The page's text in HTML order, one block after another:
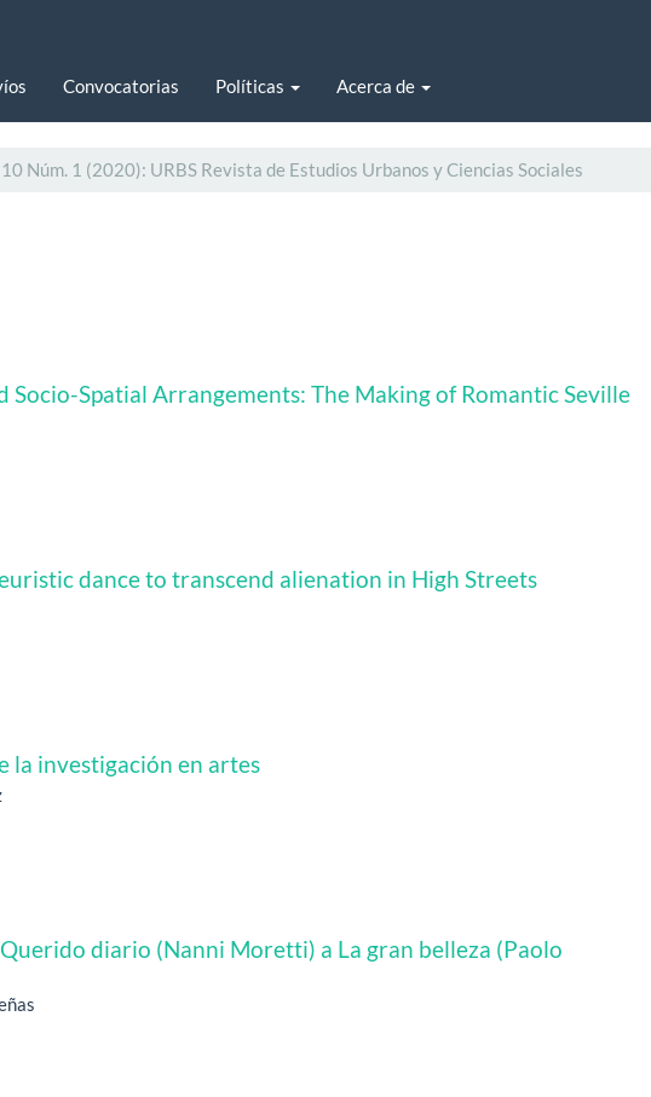
Convocatorias Políticas Acerca de
Núm. 1 (2020): URBS Revista de Estudios Urbanos y Ciencias Sociales
Socio-Spatial Arrangements: The Making of Romantic Seville
dance to transcend alienation in High Streets
la investigación en artes
diario (Nanni Moretti) a La gran belleza (Paolo